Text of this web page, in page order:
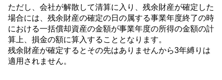
ただし、会社が解散して清算に入り、残余財産が確定した
場合には、残余財産の確定の日の属する事業年度終了の時
における一括償却資産の金額が事業年度の所得の金額の計
算上、損金の額に算入することとなります。
残余財産が確定するとその先はありませんから3年縛りは
適用されません。